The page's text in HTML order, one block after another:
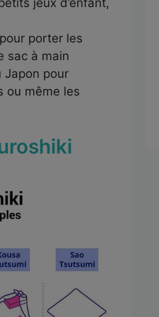
porter les
sac à main
pour
ou même les